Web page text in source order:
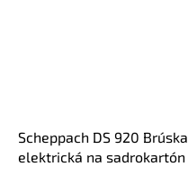
Scheppach DS 920 Brúska
elektrická na sadrokartón